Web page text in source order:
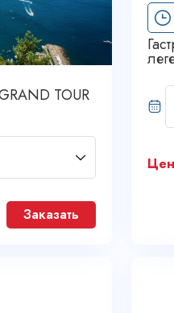
TOUR
Заказать